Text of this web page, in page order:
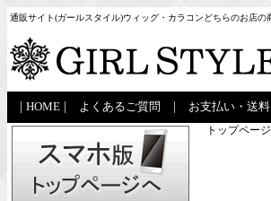
通販サイト(ガールスタイル)ウィッグ・カラコンどちらのお店
HOME よくあるご質問 お支払い・送料
トップページ